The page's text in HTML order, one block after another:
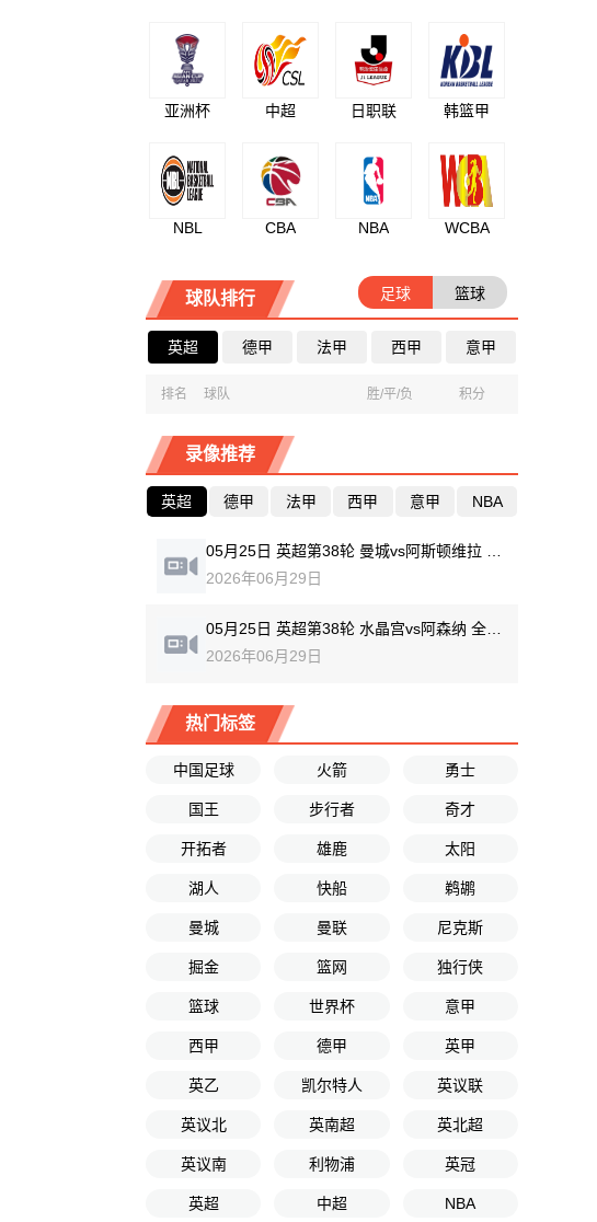
亚洲杯 中超 日职联 韩篮甲
NBL CBA NBA WCBA
球队排行 足球 篮球
英超 德甲 法甲 西甲 意甲
排名 球队 胜/平/负 积分
录像推荐
英超 德甲 法甲 西甲 意甲 NBA
2026年06月29日
05月25日 英超第38轮 水晶宫vs阿森纳 全场录像回放
2026年06月29日
热门标签
中国足球 火箭 勇士
国王 步行者 奇才
开拓者 雄鹿 太阳
湖人 快船 鹈鹕
曼城 曼联 尼克斯
掘金 篮网 独行侠
篮球 世界杯 意甲
西甲 德甲 英甲
英乙 凯尔特人 英议联
英议北 英南超 英北超
英议南 利物浦 英冠
英超 中超 NBA